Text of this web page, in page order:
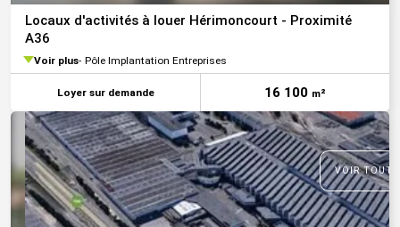
Locaux d'activités à louer Hérimoncourt - Proximité
A36
Voir plus Pôle Implantation Entreprises
Loyer sur demande 16 100 m²
VOIR